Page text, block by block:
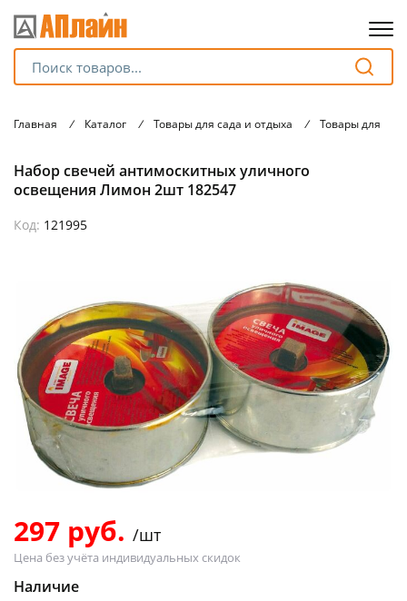
Главная / Каталог / Товары для сада и отдыха / Товары для
Набор свечей антимоскитных уличного
освещения Лимон 2шт 182547
Код: 121995
297 руб. /шт
Цена без учёта индивидуальных скидок
Наличие
оплатуна части
без переплат
Сегодня
%
Добавляйте товары
в корзину
Оплачивайте сегодня только
25% картой любого банка